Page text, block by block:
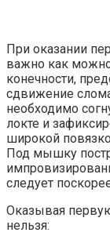
При оказании
важно как
конечности,
сдвижение
необходимо
локте и
широкой
Под мышку
следует
Оказывая
нельзя: